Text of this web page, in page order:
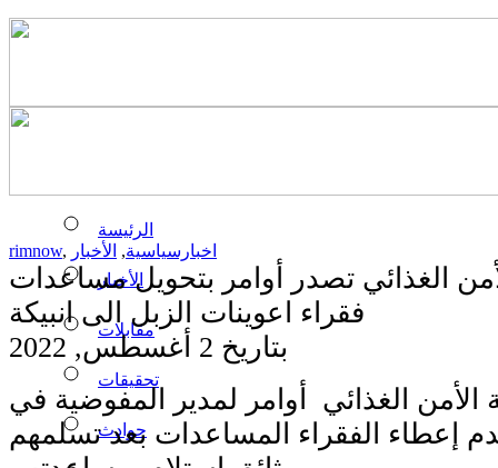
الرئيسة
الأخبار
مقابلات
تحقيقات
حوادث
rimnow, اخبارسياسية, الأخبار
الغذائي تصدر أوامر بتحويل مساعدات
فقراء اعوينات الزبل الى انبيكة
بتاريخ 2 أغسطس, 2022
الغذائي أوامر لمدير المفوضية في
إعطاء الفقراء المساعدات بعد تسلمهم